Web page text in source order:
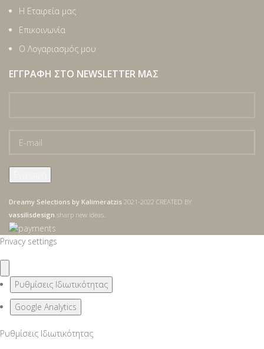
Η Εταιρεία μας
Επικοινωνία
Ο Λογαριασμός μου
ΕΓΓΡΑΦΉ ΣΤΟ NEWSLETTER ΜΑΣ
Dreamy Selections by Kalimeratzis 2021-2022 CREATED BY
vassilisdesign.sharp new ideas.
Privacy settings
Ρυθμίσεις Ιδιωτικότητας
Google Analytics
Ρυθμίσεις Ιδιωτικότητας